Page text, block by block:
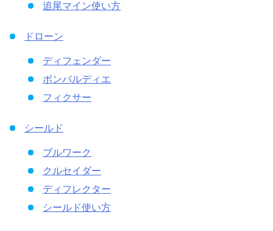
追尾マイン使い方
ドローン
ディフェンダー
ボンバルディエ
フィクサー
シールド
ブルワーク
クルセイダー
ディフレクター
シールド使い方